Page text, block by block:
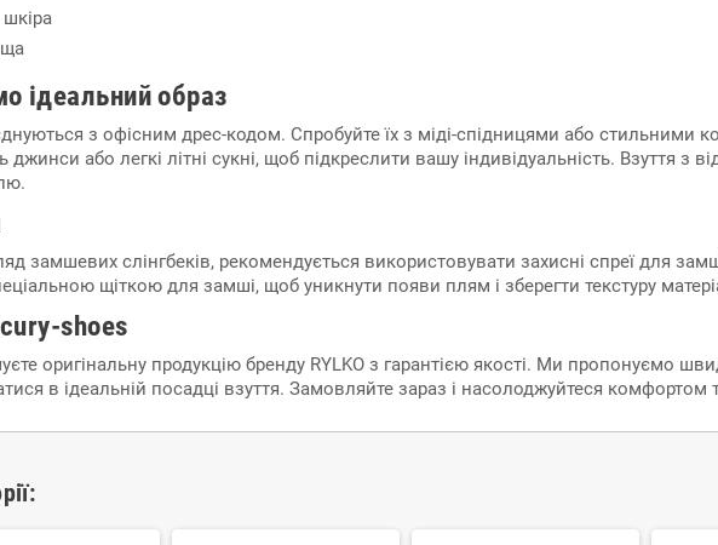
ідеальний образ
з офісним дрес-кодом. Спробуйте їх з міді-спідницями або стильними
джинси або легкі літні сукні, щоб підкреслити вашу індивідуальність. Взуття з
замшевих слінгбеків, рекомендується використовувати захисні спреї для
щіткою для замші, щоб уникнути появи плям і зберегти текстуру
shoes
оригінальну продукцію бренду RYLKO з гарантією якості. Ми пропонуємо
в ідеальній посадці взуття. Замовляйте зараз і насолоджуйтеся комфортом